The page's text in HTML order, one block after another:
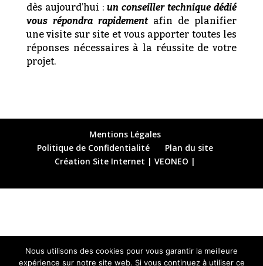
dès aujourd’hui : un conseiller technique dédié
vous répondra rapidementafin de planifier
une visite sur site et vous apporter toutes les
réponses nécessaires à la réussite de votre
projet.
Mentions Légales
Politique de Confidentialité
Plan du site
Création Site Internet | VEONEO |
Nous utilisons des cookies pour vous garantir la meilleure
expérience sur notre site web. Si vous continuez à utiliser ce